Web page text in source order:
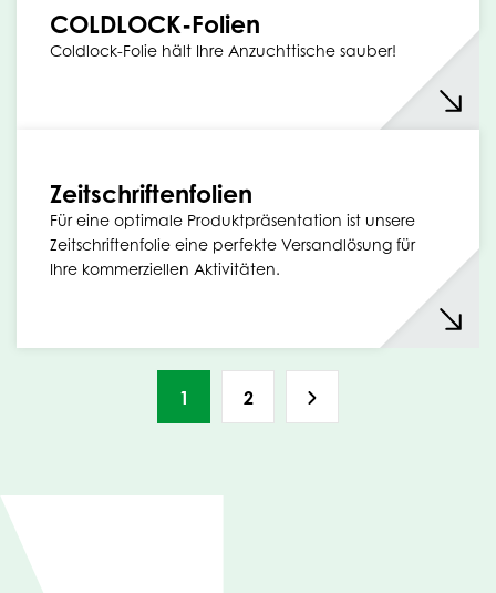
COLDLOCK-Folien
Coldlock-Folie hält Ihre Anzuchttische sauber!
Zeitschriftenfolien
Für eine optimale Produktpräsentation ist unsere
Zeitschriftenfolie eine perfekte Versandlösung für
Ihre kommerziellen Aktivitäten.
1 2